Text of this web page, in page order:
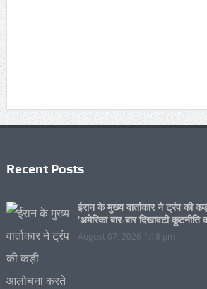
Recent Posts
ईरान के मुख्य वार्ताकार ने ट्रंप की
‘अमेरिका बार-बार दिखावटी कूटनीति
August 07, 2026 1:18 pm